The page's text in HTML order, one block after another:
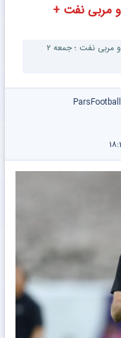
نقره
مربی نفت +
اعلام زمان نشست خبری جباری سرمربی استقلال و مربی نفت ؛ جمعه ۲